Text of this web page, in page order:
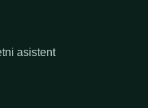
asistent